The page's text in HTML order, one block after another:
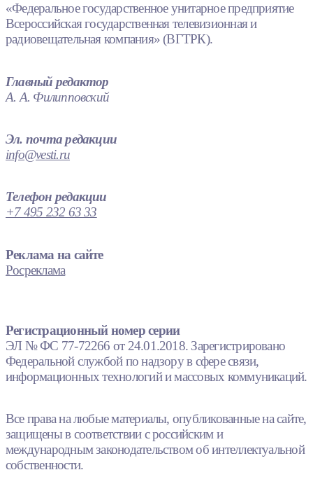
«Федеральное государственное унитарное предприятие
Всероссийская государственная телевизионная и
радиовещательная компания» (ВГТРК).
Главный редактор
А. А. Филипповский
Эл. почта редакции
info@vesti.ru
Телефон редакции
+7 495 232 63 33
Реклама на сайте
Росреклама
Регистрационный номер серии
ЭЛ № ФС 77-72266 от 24.01.2018. Зарегистрировано
Федеральной службой по надзору в сфере связи,
информационных технологий и массовых коммуникаций.
Все права на любые материалы, опубликованные на сайте,
защищены в соответствии с российским и
международным законодательством об интеллектуальной
собственности.